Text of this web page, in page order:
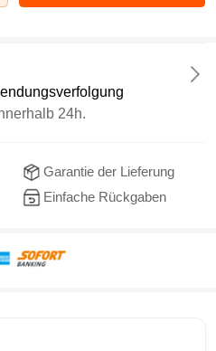
24h.
Garantie der Lieferung
Einfache Rückgaben